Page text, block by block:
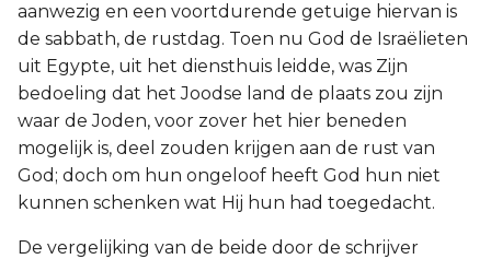
aanwezig en een voortdurende getuige hiervan is
de sabbath, de rustdag. Toen nu God de Israëlieten
uit Egypte, uit het diensthuis leidde, was Zijn
bedoeling dat het Joodse land de plaats zou zijn
waar de Joden, voor zover het hier beneden
mogelijk is, deel zouden krijgen aan de rust van
God; doch om hun ongeloof heeft God hun niet
kunnen schenken wat Hij hun had toegedacht.
De vergelijking van de beide door de schrijver